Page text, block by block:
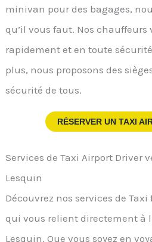
minivan pour des bagages,
qu’il vous faut. Nos
rapidement et en toute
plus, nous proposons des
sécurité de tous.
RÉSERVER UN TAXI
Services de Taxi Airport Driver
Lesquin
Découvrez nos services de
qui vous relient directement à
Lesquin. Que vous soyez en